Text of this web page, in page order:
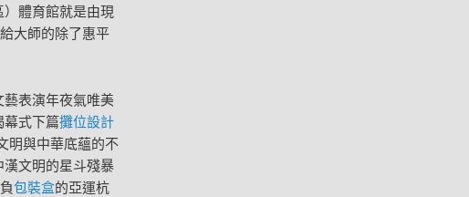
體育館就是由現
大師的除了惠平
表演年夜氣唯美
幕式下篇攤位設計
明與中華底蘊的不
文明的星斗殘暴
包裝盒的亞運杭